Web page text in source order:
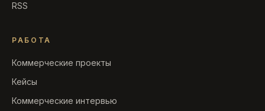
RSS
РАБОТА
Коммерческие проекты
Кейсы
Коммерческие интервью